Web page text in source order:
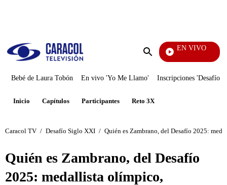
Enviar
EN VIVO
Bebé de Laura Tobón En vivo 'Yo Me Llamo' Inscripciones 'Desafío'
Inicio Capítulos Participantes Reto 3X
Caracol TV / Desafío Siglo XXI / Quién es Zambrano, del Desafío 2025:
Quién es Zambrano, del Desafío
2025: medallista olímpico,